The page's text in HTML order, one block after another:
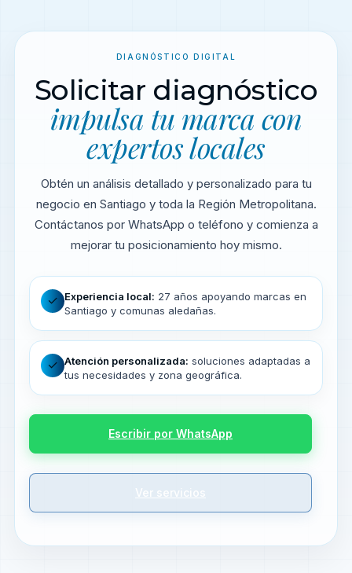
DIAGNÓSTICO DIGITAL
Solicitar diagnóstico
impulsa tu marca con
expertos locales
Obtén un análisis detallado y personalizado para tu
negocio en Santiago y toda la Región Metropolitana.
Contáctanos por WhatsApp o teléfono y comienza a
mejorar tu posicionamiento hoy mismo.
✓ Experiencia local: 27 años apoyando marcas en
Santiago y comunas aledañas.
✓ Atención personalizada: soluciones adaptadas a
tus necesidades y zona geográfica.
Escribir por WhatsApp
Ver servicios